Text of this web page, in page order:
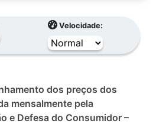
Velocidade:
dos preços dos
mensalmente pela
e Defesa do Consumidor –